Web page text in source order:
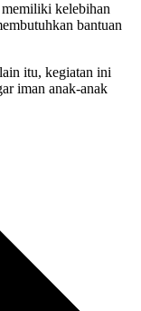
memiliki kelebihan
bantuan
itu, kegiatan ini
iman anak-anak